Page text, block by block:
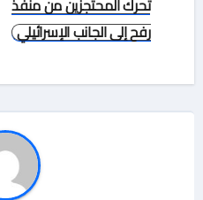
المقالات
تحرك المحتجزين من منفذ
رفح إلى الجانب الإسرائيلي